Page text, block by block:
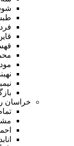
مود
خراسان
انابد